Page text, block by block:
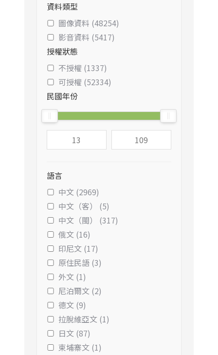
資料類型
圖像資料 (48254)
影音資料 (5417)
授權狀態
不授權 (1337)
可授權 (52334)
民國年份
語言
中文 (2969)
中文（客） (5)
中文（閩） (317)
俄文 (16)
印尼文 (17)
原住民語 (3)
外文 (1)
尼泊爾文 (2)
德文 (9)
拉脫維亞文 (1)
日文 (87)
柬埔寨文 (1)